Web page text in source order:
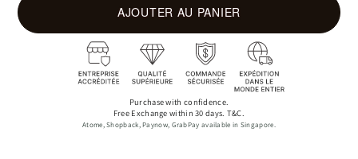
AJOUTER AU PANIER
Purchase with confidence.
Free Exchange within 30 days. T&C.
Atome, Shopback, Paynow, GrabPay available in Singapore.